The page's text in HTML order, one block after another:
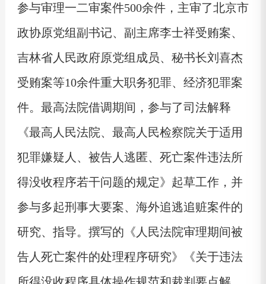
参与审理一二审案件500余件，主审了北京市
政协原党组副书记、副主席李士祥受贿案、
吉林省人民政府原党组成员、秘书长刘喜杰
受贿案等10余件重大职务犯罪、经济犯罪案
件。最高法院借调期间，参与了司法解释
《最高人民法院、最高人民检察院关于适用
犯罪嫌疑人、被告人逃匿、死亡案件违法所
得没收程序若干问题的规定》起草工作，并
参与多起刑事大要案、海外追逃追赃案件的
研究、指导。撰写的《人民法院审理期间被
告人死亡案件的处理程序研究》《关于违法